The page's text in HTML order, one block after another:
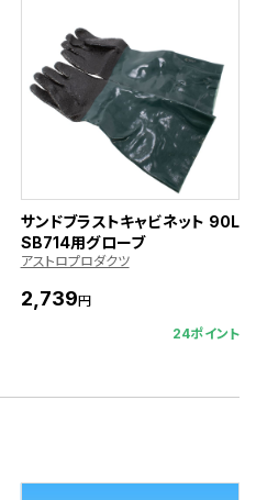
サンドブラストキャビネット 90L
SB714用グローブ
アストロプロダクツ
2,739円
24ポイント